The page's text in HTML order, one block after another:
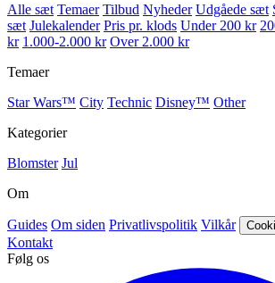
Alle sæt Temaer Tilbud Nyheder Udgåede sæt
sæt Julekalender Pris pr. klods Under 200 kr
kr 1.000-2.000 kr Over 2.000 kr
Temaer
Star Wars™ City Technic Disney™ Other
Kategorier
Blomster Jul
Om
Guides Om siden Privatlivspolitik Vilkår
Kontakt
Følg os